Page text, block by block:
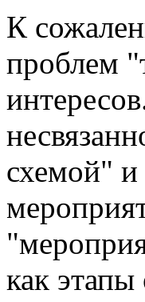
К
проблем
схемой"
как